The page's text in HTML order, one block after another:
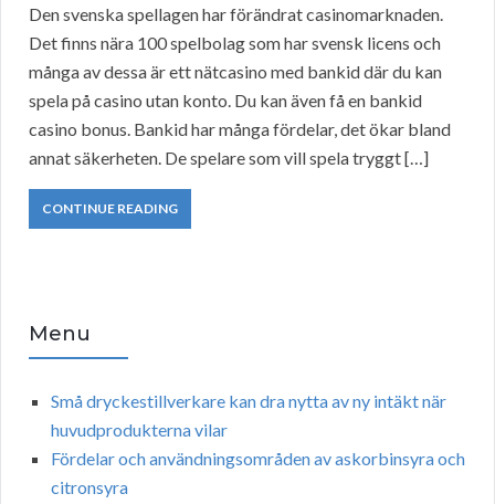
Den svenska spellagen har förändrat casinomarknaden.
Det finns nära 100 spelbolag som har svensk licens och
många av dessa är ett nätcasino med bankid där du kan
spela på casino utan konto. Du kan även få en bankid
casino bonus. Bankid har många fördelar, det ökar bland
annat säkerheten. De spelare som vill spela tryggt […]
CONTINUE READING
Menu
Små dryckestillverkare kan dra nytta av ny intäkt när
huvudprodukterna vilar
Fördelar och användningsområden av askorbinsyra och
citronsyra